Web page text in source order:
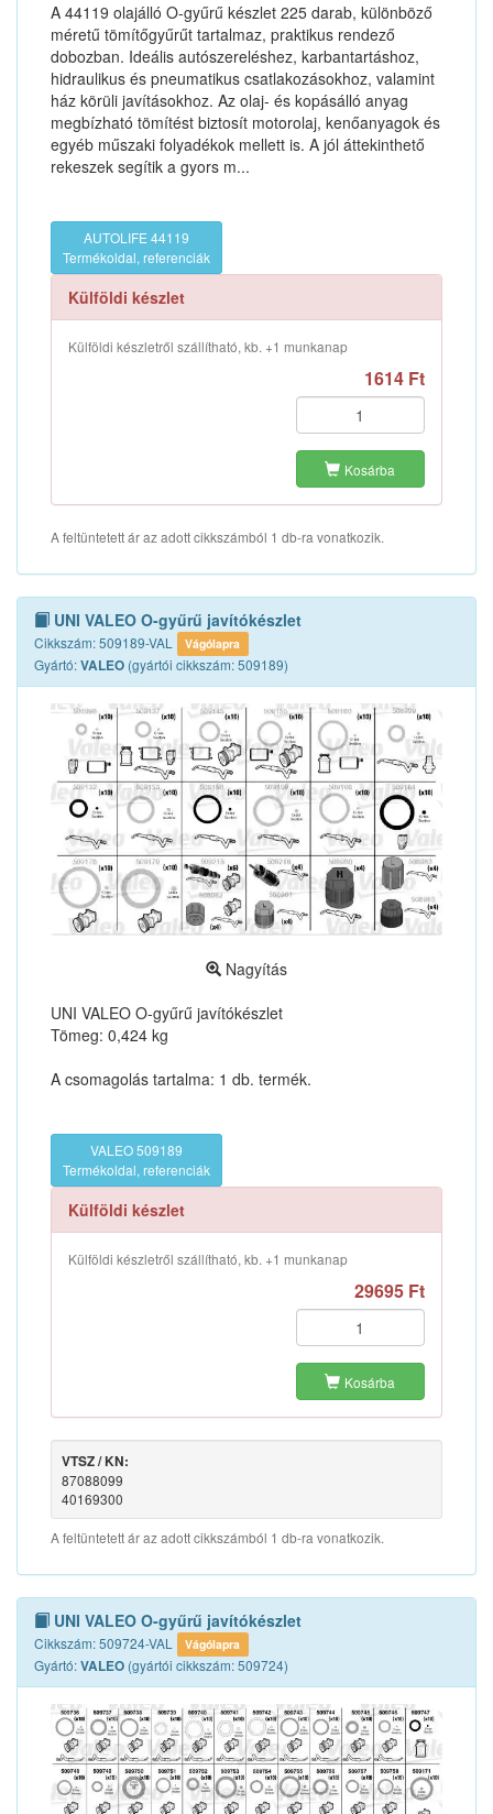
A 44119 olajálló O-gyűrű készlet 225 darab, különböző
méretű tömítőgyűrűt tartalmaz, praktikus rendező
dobozban. Ideális autószereléshez, karbantartáshoz,
hidraulikus és pneumatikus csatlakozásokhoz, valamint
ház körüli javításokhoz. Az olaj- és kopásálló anyag
megbízható tömítést biztosít motorolaj, kenőanyagok és
egyéb műszaki folyadékok mellett is. A jól áttekinthető
rekeszek segítik a gyors m...
AUTOLIFE 44119
Termékoldal, referenciák
Külföldi készlet
Külföldi készletről szállítható, kb. +1 munkanap
1614 Ft
Kosárba
A feltüntetett ár az adott cikkszámból 1 db-ra vonatkozik.
UNI VALEO O-gyűrű javítókészlet
Cikkszám: 509189-VAL Vágólapra
Gyártó:VALEO (gyártói cikkszám: 509189)
Nagyítás
UNI VALEO O-gyűrű javítókészlet
Tömeg: 0,424 kg
A csomagolás tartalma: 1 db. termék.
VALEO 509189
Termékoldal, referenciák
Külföldi készlet
Külföldi készletről szállítható, kb. +1 munkanap
29695 Ft
Kosárba
VTSZ / KN:
87088099
40169300
A feltüntetett ár az adott cikkszámból 1 db-ra vonatkozik.
UNI VALEO O-gyűrű javítókészlet
Cikkszám: 509724-VAL Vágólapra
Gyártó:VALEO (gyártói cikkszám: 509724)